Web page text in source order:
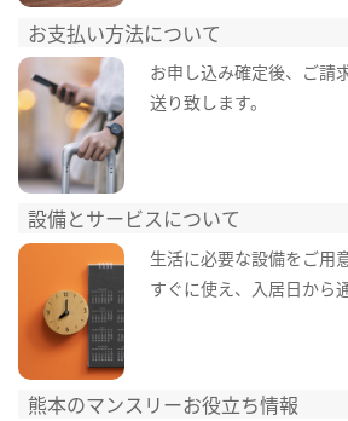
お支払い方法について
お申し込み確定後、ご請
送り致します。
設備とサービスについて
生活に必要な設備をご用
すぐに使え、入居日から
熊本のマンスリーお役立ち情報